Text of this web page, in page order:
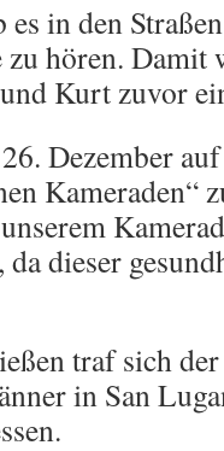
es in den
zu hören.
Kurt zuvor
Dezember
Kameraden“
da dieser
traf sich
in San